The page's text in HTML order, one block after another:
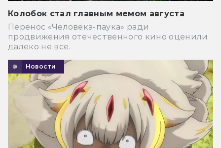
Колобок стал главным мемом августа
Перенос «Человека-паука» ради
продвижения отечественного кино оценили
далеко не все.
Новости